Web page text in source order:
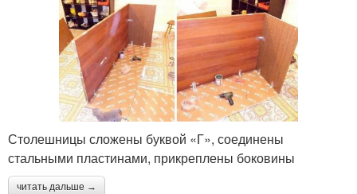
Столешницы сложены буквой «Г», соединены
стальными пластинами, прикреплены боковины
читать дальше →